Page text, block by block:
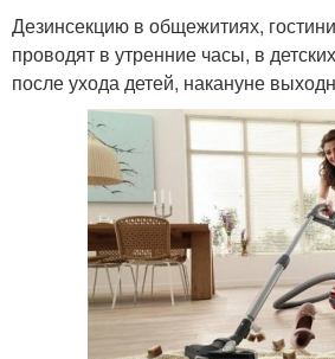
Дезинсекцию в общежитиях,
проводят в утренние часы, в
после ухода детей, накануне